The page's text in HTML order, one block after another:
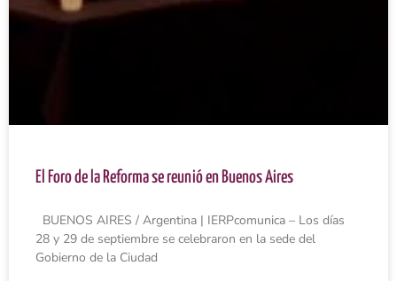
El Foro de la Reforma se reunió en Buenos Aires
BUENOS AIRES / Argentina | IERPcomunica – Los días
28 y 29 de septiembre se celebraron en la sede del
Gobierno de la Ciudad